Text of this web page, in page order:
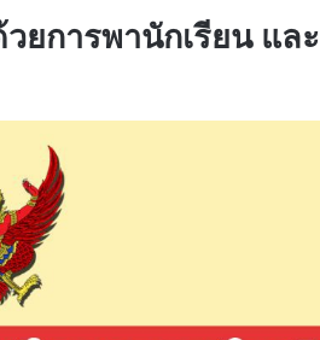
ยการพานักเรียน และ